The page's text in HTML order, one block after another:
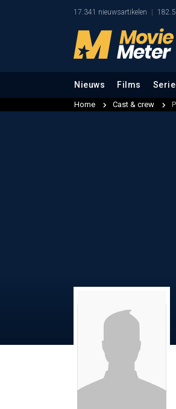
17.341 nieuwsartikelen
Nieuws Films
Home Cast & crew